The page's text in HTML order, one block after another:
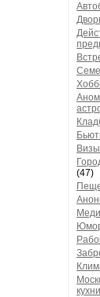
(47)
кухни